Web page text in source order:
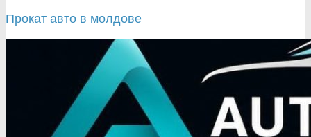
Прокат авто в молдове